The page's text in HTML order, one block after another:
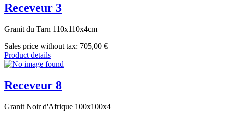
Receveur 3
Granit du Tarn 110x110x4cm
Sales price without tax: 705,00 €
Product details
Receveur 8
Granit Noir d'Afrique 100x100x4